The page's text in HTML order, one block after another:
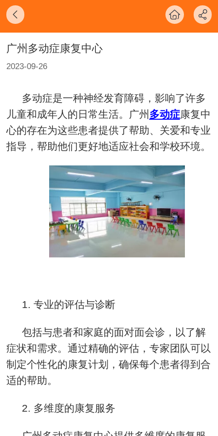
广州多动症康复中心
2023-09-26
多动症是一种神经发育障碍，影响了许多
儿童和成年人的日常生活。广州 多动症康复中
心的存在为这些患者提供了帮助、关爱和专业
指导，帮助他们更好地适应社会和学校环境。
1. 专业的评估与诊断
包括与患者和家庭的面对面会诊，以了解
症状和需求。通过精确的评估，专家团队可以
制定个性化的康复计划，确保每个患者得到合
适的帮助。
2. 多维度的康复服务